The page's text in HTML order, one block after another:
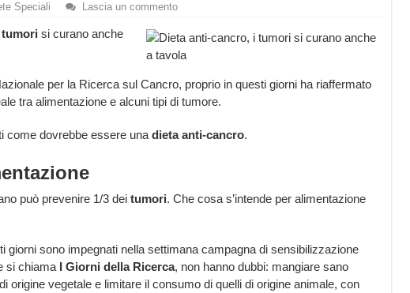
Speciali Lascia un commento
tumori si curano anche
per la Ricerca sul Cancro, proprio in questi giorni ha riaffermato
tra alimentazione e alcuni tipi di tumore.
come dovrebbe essere una dieta anti-cancro.
può prevenire 1/3 dei tumori. Che cosa s’intende per alimentazione
giorni sono impegnati nella settimana campagna di sensibilizzazione
si chiama I Giorni della Ricerca, non hanno dubbi: mangiare sano
origine vegetale e limitare il consumo di quelli di origine animale, con